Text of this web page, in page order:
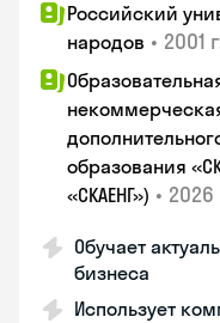
Российский
народов • 2001
образования
«СКАЕНГ») • 2026
Обучает
бизнеса
Использует